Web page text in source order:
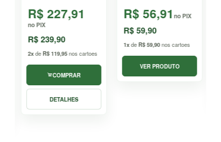
COOKIES
R$ 227,91
no PIX
R$ 239,90
2xdeR$ 119,95nos cartoes
COMPRAR
DETALHES
R$ 56,91 no PIX
R$ 59,90
1xdeR$ 59,90nos cartoes
VER PRODUTO